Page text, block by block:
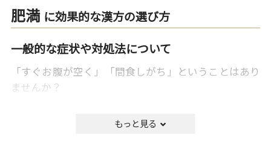
肥満 に効果的な漢方の選び方
一般的な症状や対処法について
「すぐお腹が空く」「間食しがち」ということはあり
ませんか？
つかなくなり、胃腸の働きが乱れ便秘になったり、特